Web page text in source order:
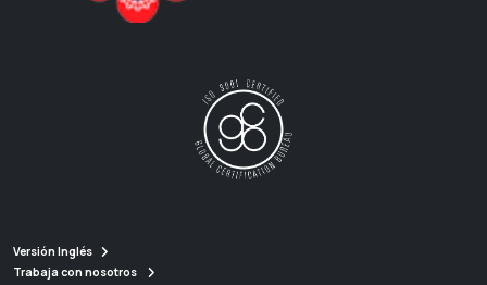
Versión Inglés
Trabaja con nosotros